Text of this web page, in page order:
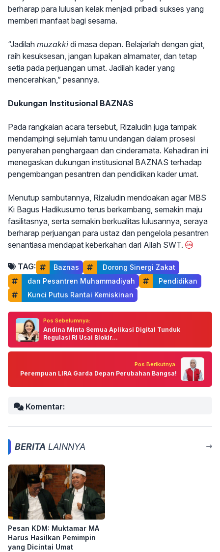
berharap para lulusan kelak menjadi pribadi sukses yang
memberi manfaat bagi sesama.
“Jadilah muzakki di masa depan. Belajarlah dengan giat,
raih kesuksesan, jangan lupakan almamater, dan tetap
setia pada perjuangan umat. Jadilah kader yang
mencerahkan,” pesannya.
Dukungan Institusional BAZNAS
Pada rangkaian acara tersebut, Rizaludin juga tampak
mendampingi sejumlah tamu undangan dalam prosesi
penyerahan penghargaan dan cinderamata. Kehadiran ini
menegaskan dukungan institusional BAZNAS terhadap
pengembangan pesantren dan pendidikan kader umat.
Menutup sambutannya, Rizaludin mendoakan agar MBS
Ki Bagus Hadikusumo terus berkembang, semakin maju
fasilitasnya, serta semakin berkualitas lulusannya, seraya
berharap perjuangan para ustaz dan pengelola pesantren
senantiasa mendapat keberkahan dari Allah SWT.
TAG: Baznas
Dorong Sinergi Zakat
dan Pesantren Muhammadiyah
Pendidikan
Kunci Putus Rantai Kemiskinan
Pos Sebelumnya:
Andina Minta Semua Aplikasi Digital Tunduk
Regulasi RI Usai Blokir...
Pos Berikutnya:
Perempuan LIRA Garda Depan Perubahan Bangsa!
Komentar:
BERITA LAINNYA
Pesan KDM: Muktamar MA
Harus Hasilkan Pemimpin
yang Dicintai Umat